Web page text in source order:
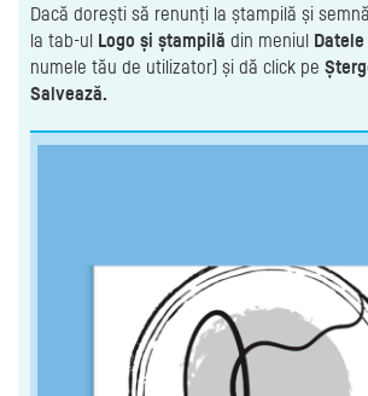
Dacă dorești să renunți la ștampilă și
la tab-ul Logo și ștampilă din meniul
numele tău de utilizator) și dă click pe
Salvează.